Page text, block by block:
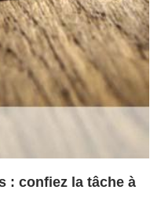
: confiez la tâche à